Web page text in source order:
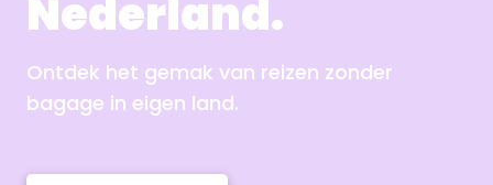
Nederland.
Ontdek het gemak van reizen zonder
bagage in eigen land.